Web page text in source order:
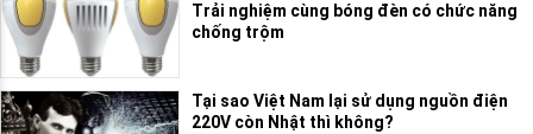
Trải nghiệm cùng bóng đèn có chức năng
chống trộm
Tại sao Việt Nam lại sử dụng nguồn điện
220V còn Nhật thì không?